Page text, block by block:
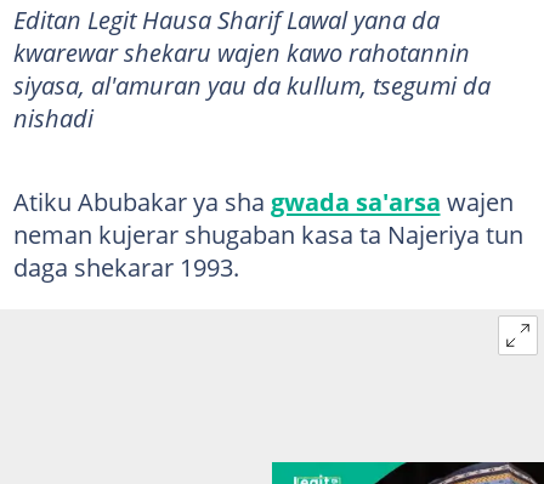
Editan Legit Hausa Sharif Lawal yana da
kwarewar shekaru wajen kawo rahotannin
siyasa, al'amuran yau da kullum, tsegumi da
nishadi
Atiku Abubakar ya sha gwada sa'arsa wajen
neman kujerar shugaban kasa ta Najeriya tun
daga shekarar 1993.